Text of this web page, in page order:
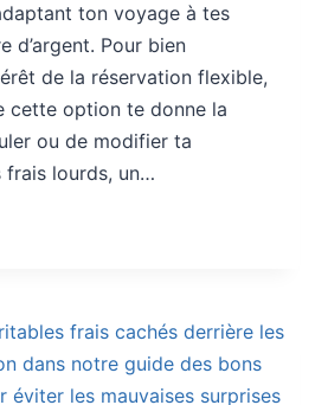
ton voyage à tes
d’argent. Pour bien
de la réservation flexible,
cette option te donne la
ou de modifier ta
frais lourds, un…